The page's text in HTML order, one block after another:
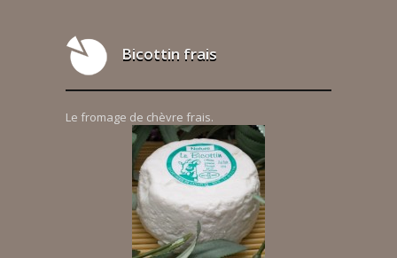
Bicottin frais
Le fromage de chèvre frais.